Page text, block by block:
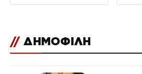
// ΔΗΜΟΦΙΛΗ